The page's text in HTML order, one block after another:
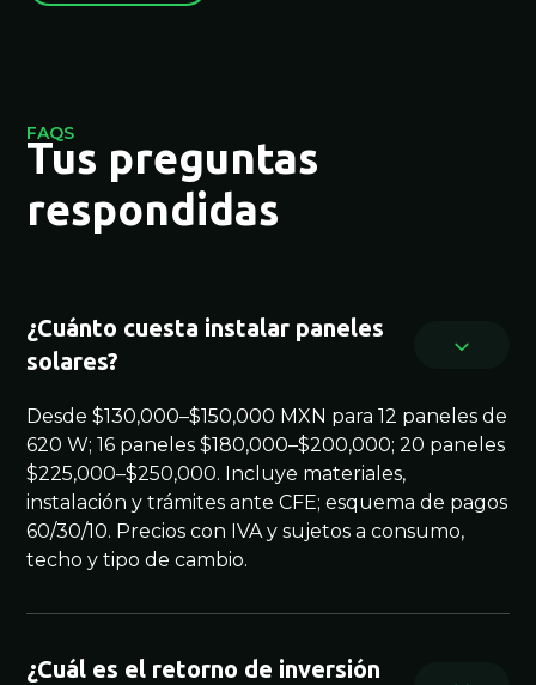
FAQS
Tus preguntas
respondidas
¿Cuánto cuesta instalar paneles
solares?
Desde $130,000–$150,000 MXN para 12 paneles de
620 W; 16 paneles $180,000–$200,000; 20 paneles
$225,000–$250,000. Incluye materiales,
instalación y trámites ante CFE; esquema de pagos
60/30/10. Precios con IVA y sujetos a consumo,
techo y tipo de cambio.
¿Cuál es el retorno de inversión